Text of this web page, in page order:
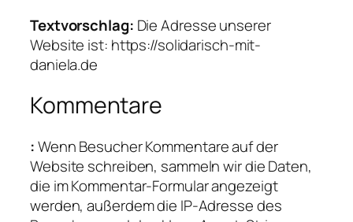
Textvorschlag: Die Adresse unserer
Website ist: https://solidarisch-mit-
daniela.de
Kommentare
:Wenn Besucher Kommentare auf der
Website schreiben, sammeln wir die Daten,
die im Kommentar-Formular angezeigt
werden, außerdem die IP-Adresse des